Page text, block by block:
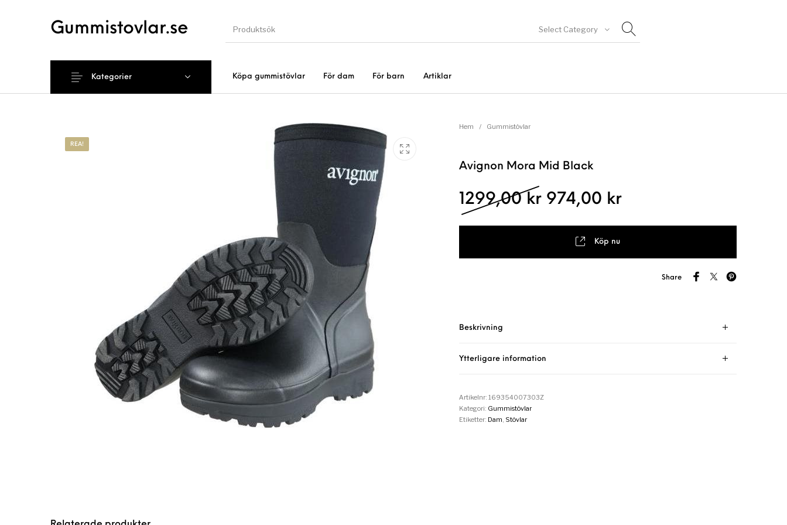
Gummistovlar.se Select Category
Köpa gummistövlar För dam För barn Artiklar
Kategorier
Gummistövlar Okategoriserad
REA!
Hem / Gummistövlar
Avignon Mora Mid Black
1299,00 kr Det ursprungliga priset var:
974,00 krDet nuvarande
Köp nu
Share
Beskrivning
Ytterligare information
Artikelnr: 169354007303Z
Kategori: Gummistövlar
Etiketter: Dam Stövlar